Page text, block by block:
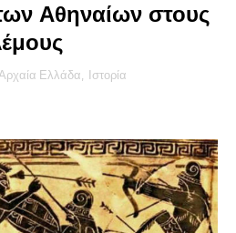
Αθηναίων στους
Αρχαία Ελλάδα Ιστορία